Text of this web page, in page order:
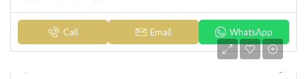
Call Email WhatsApp